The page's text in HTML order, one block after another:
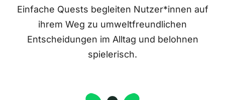
Einfache Quests begleiten Nutzer*innen auf
ihrem Weg zu umweltfreundlichen
Entscheidungen im Alltag und belohnen
spielerisch.